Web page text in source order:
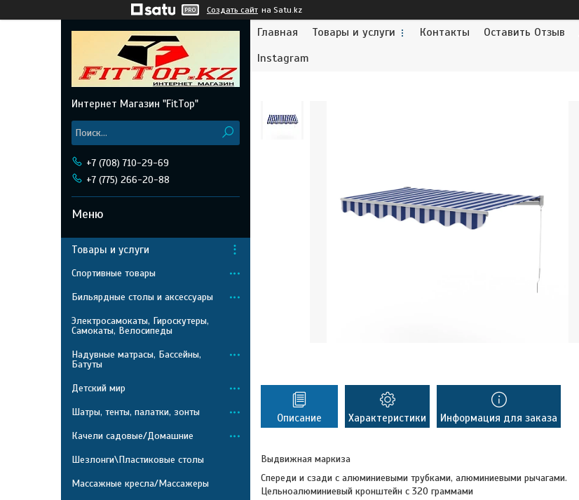
Создать сайт на Satu.kz
Главная Товары и услуги Контакты Оставить Отзыв
Instagram
Описание Характеристики Информация для заказа
Выдвижная маркиза
Спереди и сзади с алюминиевыми трубками, алюминиевыми рычагами.
Цельноалюминиевый кронштейн с 320 граммами
Интернет Магазин "FitTop"
+7 (708) 710-29-69
+7 (775) 266-20-88
Товары и услуги
Спортивные товары
Бильярдные столы и аксессуары
Электросамокаты, Гироскутеры,
Самокаты, Велосипеды
Надувные матрасы, Бассейны,
Батуты
Детский мир
Шатры, тенты, палатки, зонты
Качели садовые/Домашние
Шезлонги\Пластиковые столы
Массажные кресла/Массажеры